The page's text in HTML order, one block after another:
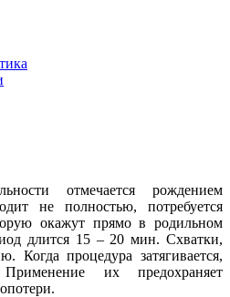
отмечается рождением
не полностью, потребуется
окажут прямо в родильном
длится 15 – 20 мин. Схватки,
Когда процедура затягивается,
их предохраняет